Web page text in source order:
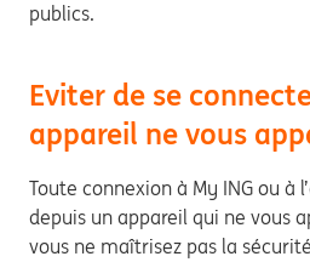
publics.
Eviter de se
appareil ne vous
Toute connexion à My ING ou à
depuis un appareil qui ne vous
vous ne maîtrisez pas la